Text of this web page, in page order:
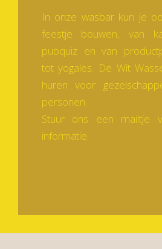
In onze wasbar kun je
feestje bouwen, van
pubquiz en van
tot yogales. De Wit
huren voor
personen.
Stuur ons een mailtje
informatie.